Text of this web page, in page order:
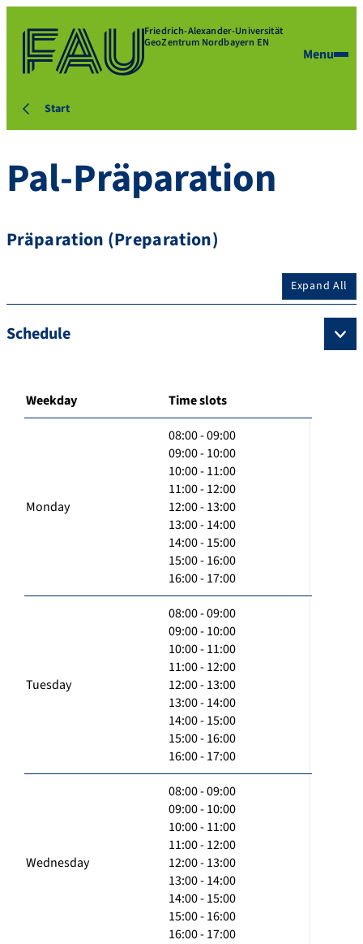
Friedrich-Alexander-Universität
GeoZentrum Nordbayern EN
Menu
Start
Pal-Präparation
Präparation (Preparation)
Expand All
Schedule
Weekday Time slots
Monday
08:00 - 09:00
09:00 - 10:00
10:00 - 11:00
11:00 - 12:00
12:00 - 13:00
13:00 - 14:00
14:00 - 15:00
15:00 - 16:00
16:00 - 17:00
Tuesday
08:00 - 09:00
09:00 - 10:00
10:00 - 11:00
11:00 - 12:00
12:00 - 13:00
13:00 - 14:00
14:00 - 15:00
15:00 - 16:00
16:00 - 17:00
Wednesday
08:00 - 09:00
09:00 - 10:00
10:00 - 11:00
11:00 - 12:00
12:00 - 13:00
13:00 - 14:00
14:00 - 15:00
15:00 - 16:00
16:00 - 17:00